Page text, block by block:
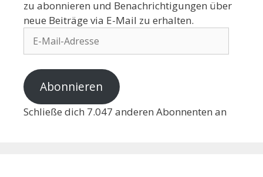
zu abonnieren und Benachrichtigungen über
neue Beiträge via E-Mail zu erhalten.
Abonnieren
Schließe dich 7.047 anderen Abonnenten an